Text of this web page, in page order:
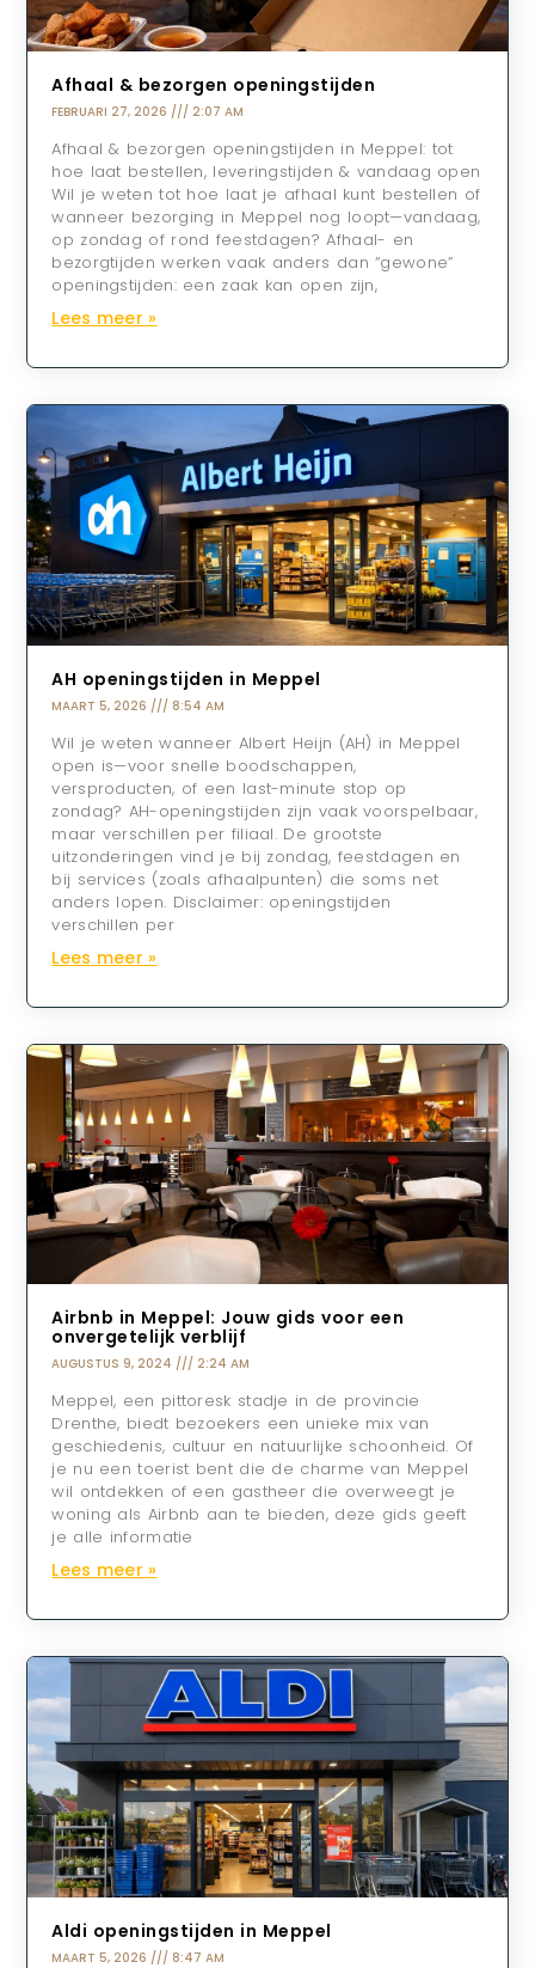
Afhaal & bezorgen openingstijden
FEBRUARI 27, 2026 2:07 AM
Afhaal & bezorgen openingstijden in Meppel: tot
hoe laat bestellen, leveringstijden & vandaag open
Wil je weten tot hoe laat je afhaal kunt bestellen of
wanneer bezorging in Meppel nog loopt—vandaag,
op zondag of rond feestdagen? Afhaal- en
bezorgtijden werken vaak anders dan “gewone”
openingstijden: een zaak kan open zijn,
Lees meer »
AH openingstijden in Meppel
MAART 5, 2026 8:54 AM
Wil je weten wanneer Albert Heijn (AH) in Meppel
open is—voor snelle boodschappen,
versproducten, of een last-minute stop op
zondag? AH-openingstijden zijn vaak voorspelbaar,
maar verschillen per filiaal. De grootste
uitzonderingen vind je bij zondag, feestdagen en
bij services (zoals afhaalpunten) die soms net
anders lopen. Disclaimer: openingstijden
verschillen per
Lees meer »
Airbnb in Meppel: Jouw gids voor een
onvergetelijk verblijf
AUGUSTUS 9, 2024 2:24 AM
Meppel, een pittoresk stadje in de provincie
Drenthe, biedt bezoekers een unieke mix van
geschiedenis, cultuur en natuurlijke schoonheid. Of
je nu een toerist bent die de charme van Meppel
wil ontdekken of een gastheer die overweegt je
woning als Airbnb aan te bieden, deze gids geeft
je alle informatie
Lees meer »
Aldi openingstijden in Meppel
MAART 5, 2026 8:47 AM